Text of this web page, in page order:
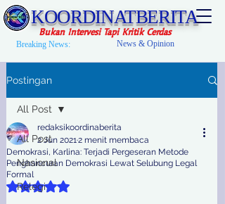
KOORDINATBERITA
Bukan Intervesi Tapi Kritik Cerdas
Breaking News: News & Opinion
Postingan
All Post
Nasional
Relegi
All Post
Demokrasi, Karlina: Terjadi Pergeseran Metode
Penghancuran Demokrasi Lewat Selubung Legal
Formal
redaksikoordinaberita
2 Jun 20212 menit membaca
Dinilai NaN dari 5 bintang.